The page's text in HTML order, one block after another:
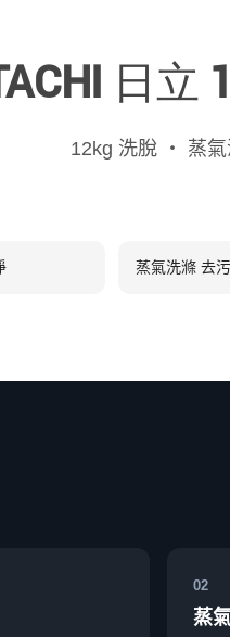
日立
12kg 洗脫 ‧ 蒸
蒸氣洗滌 去
02
蒸